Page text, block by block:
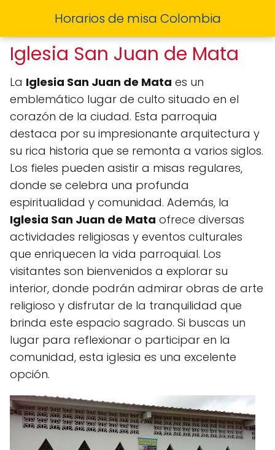
Horarios de misa Colombia
Iglesia San Juan de Mata
La Iglesia San Juan de Mata es un
emblemático lugar de culto situado en el
corazón de la ciudad. Esta parroquia
destaca por su impresionante arquitectura y
su rica historia que se remonta a varios siglos.
Los fieles pueden asistir a misas regulares,
donde se celebra una profunda
espiritualidad y comunidad. Además, la
Iglesia San Juan de Mata ofrece diversas
actividades religiosas y eventos culturales
que enriquecen la vida parroquial. Los
visitantes son bienvenidos a explorar su
interior, donde podrán admirar obras de arte
religioso y disfrutar de la tranquilidad que
brinda este espacio sagrado. Si buscas un
lugar para reflexionar o participar en la
comunidad, esta iglesia es una excelente
opción.